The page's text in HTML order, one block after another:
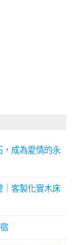
，成為愛情的永
｜客製化實木床